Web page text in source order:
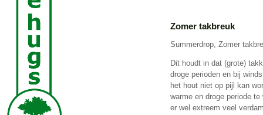
Zomer takbreuk
Summerdrop, Zomer
Dit houdt in dat (grote)
droge perioden en bij
het hout niet op pijl kan
warme en droge periode
er wel extreem veel